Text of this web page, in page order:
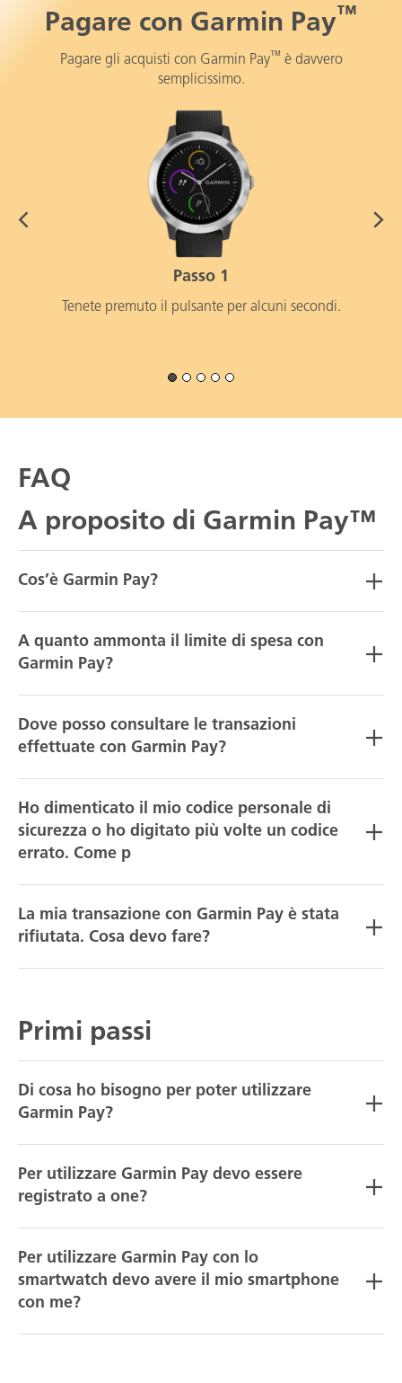
Pagare con Garmin Pay™
Pagare gli acquisti con Garmin Pay™ è davvero
semplicissimo.
Passo 1
Tenete premuto il pulsante per alcuni secondi.
FAQ
A proposito di Garmin Pay™
Cos’è Garmin Pay?
A quanto ammonta il limite di spesa con
Garmin Pay?
Dove posso consultare le transazioni
effettuate con Garmin Pay?
Ho dimenticato il mio codice personale di
sicurezza o ho digitato più volte un codice
errato. Come p
La mia transazione con Garmin Pay è stata
rifiutata. Cosa devo fare?
Primi passi
Di cosa ho bisogno per poter utilizzare
Garmin Pay?
Per utilizzare Garmin Pay devo essere
registrato a one?
Per utilizzare Garmin Pay con lo
smartwatch devo avere il mio smartphone
con me?